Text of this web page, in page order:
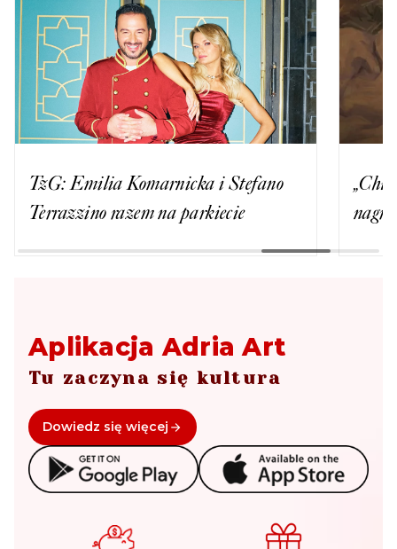
TzG: Emilia Komarnicka i Stefano
Terrazzino razem na parkiecie
Aplikacja Adria Art
Tu zaczyna się kultura
Dowiedz się więcej